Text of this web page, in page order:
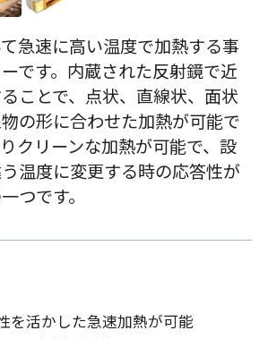
急速に高い温度で加熱する事
です。内蔵された反射鏡で近
ことで、点状、直線状、面状
の形に合わせた加熱が可能で
クリーンな加熱が可能で、設
温度に変更する時の応答性が
つです。
を活かした急速加熱が可能